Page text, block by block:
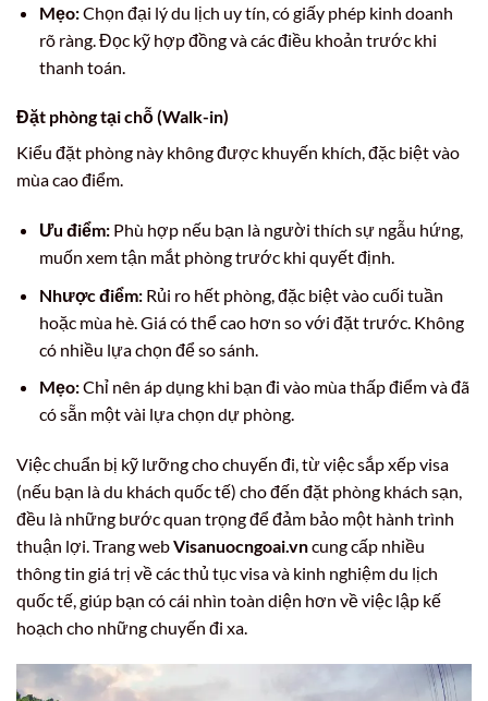
Mẹo:Chọn đại lý du lịch uy tín, có giấy phép kinh doanh
rõ ràng. Đọc kỹ hợp đồng và các điều khoản trước khi
thanh toán.
Đặt phòng tại chỗ (Walk-in)
Kiểu đặt phòng này không được khuyến khích, đặc biệt vào
mùa cao điểm.
Ưu điểm:Phù hợp nếu bạn là người thích sự ngẫu hứng,
muốn xem tận mắt phòng trước khi quyết định.
Nhược điểm:Rủi ro hết phòng, đặc biệt vào cuối tuần
hoặc mùa hè. Giá có thể cao hơn so với đặt trước. Không
có nhiều lựa chọn để so sánh.
Mẹo:Chỉ nên áp dụng khi bạn đi vào mùa thấp điểm và đã
có sẵn một vài lựa chọn dự phòng.
Việc chuẩn bị kỹ lưỡng cho chuyến đi, từ việc sắp xếp visa
(nếu bạn là du khách quốc tế) cho đến đặt phòng khách sạn,
đều là những bước quan trọng để đảm bảo một hành trình
thuận lợi. Trang webVisanuocngoai.vncung cấp nhiều
thông tin giá trị về các thủ tục visa và kinh nghiệm du lịch
quốc tế, giúp bạn có cái nhìn toàn diện hơn về việc lập kế
hoạch cho những chuyến đi xa.